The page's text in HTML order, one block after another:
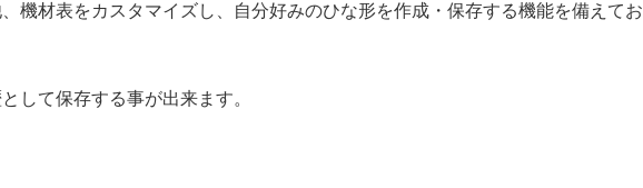
機材表をカスタマイズし、自分好みのひな形を作成・保存する機能を備えてお
して保存する事が出来ます。